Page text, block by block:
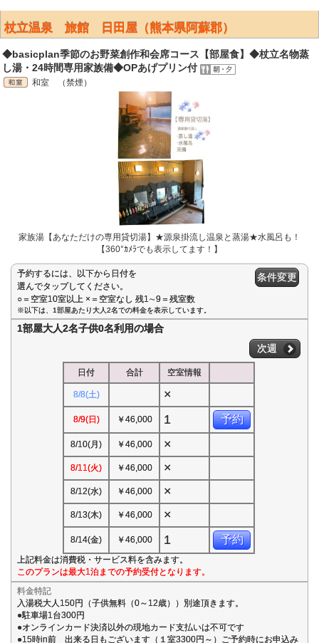
杖立温泉 旅館 日田屋（熊本県阿蘇郡）
◆basicplan季節のお野菜創作和会席コース【部屋食】◆杖立名物蒸
し湯・24時間専用家族備◆OPあげプリン付
和室 （禁煙）
家族湯【あなただけの専用貸切湯】★源泉掛流し温泉と蒸湯★水風呂も！
【360°ｶﾒﾗでも表示してます！】
予約するには、以下から日付を
選んでタップしてください。
○＝空室10室以上 ×＝空室なし 残1∼9＝残室数
条件変更
※以下は、1部屋あたり大人2名での料金を表示しています。
1部屋大人2名子供0名利用の場合
次週
日付 合計 空室情報
8/8(土) ×
8/9(日) ￥46,000 1 予約
8/10(月) ￥46,000 ×
8/11(火) ￥46,000 ×
8/12(水) ￥46,000 ×
8/13(木) ￥46,000 ×
8/14(金) ￥46,000 1 予約
上記料金は消費税・サービス料を含みます。
このプランは最大1泊までの予約受付となります。
料金特記
入湯税大人150円（子供無料（0～12歳））別途頂きます。
●駐車場1台300円
●オンラインカード決済以外の現地カード支払いは不可です
●15時in前 出来る日もございます（１室3300円～）ご予約時にお申込み